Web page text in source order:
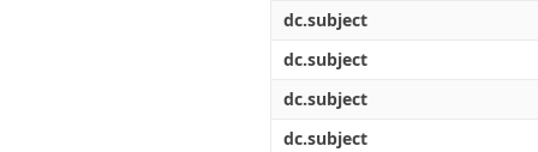
dc.subject
dc.subject
dc.subject
dc.subject